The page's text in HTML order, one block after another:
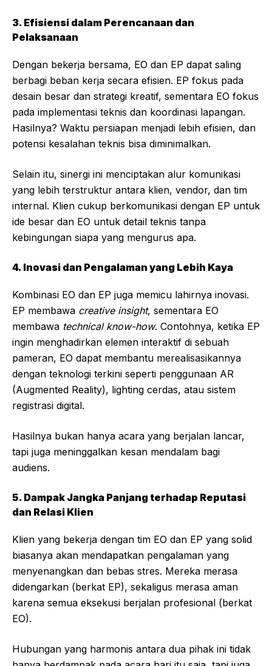
3. Efisiensi dalam Perencanaan dan
Pelaksanaan
Dengan bekerja bersama, EO dan EP dapat saling
berbagi beban kerja secara efisien. EP fokus pada
desain besar dan strategi kreatif, sementara EO fokus
pada implementasi teknis dan koordinasi lapangan.
Hasilnya? Waktu persiapan menjadi lebih efisien, dan
potensi kesalahan teknis bisa diminimalkan.
Selain itu, sinergi ini menciptakan alur komunikasi
yang lebih terstruktur antara klien, vendor, dan tim
internal. Klien cukup berkomunikasi dengan EP untuk
ide besar dan EO untuk detail teknis tanpa
kebingungan siapa yang mengurus apa.
4. Inovasi dan Pengalaman yang Lebih Kaya
Kombinasi EO dan EP juga memicu lahirnya inovasi.
EP membawa creative insight, sementara EO
membawa technical know-how. Contohnya, ketika EP
ingin menghadirkan elemen interaktif di sebuah
pameran, EO dapat membantu merealisasikannya
dengan teknologi terkini seperti penggunaan AR
(Augmented Reality), lighting cerdas, atau sistem
registrasi digital.
Hasilnya bukan hanya acara yang berjalan lancar,
tapi juga meninggalkan kesan mendalam bagi
audiens.
5. Dampak Jangka Panjang terhadap Reputasi
dan Relasi Klien
Klien yang bekerja dengan tim EO dan EP yang solid
biasanya akan mendapatkan pengalaman yang
menyenangkan dan bebas stres. Mereka merasa
didengarkan (berkat EP), sekaligus merasa aman
karena semua eksekusi berjalan profesional (berkat
EO).
Hubungan yang harmonis antara dua pihak ini tidak